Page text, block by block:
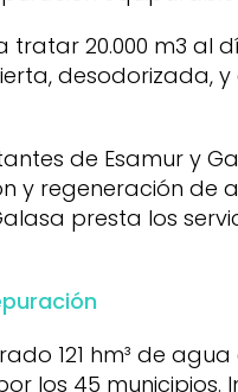
20.000 m3 al
desodorizada,
de Esamur y
y regeneración de
presta los
121 hm³ de
los 45 municipios.